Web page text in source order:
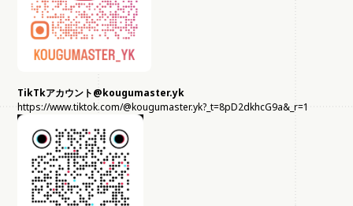
TikTkアカウント@kougumaster.yk
https://www.tiktok.com/@kougumaster.yk?_t=8pD2dkhcG9a&_r=1